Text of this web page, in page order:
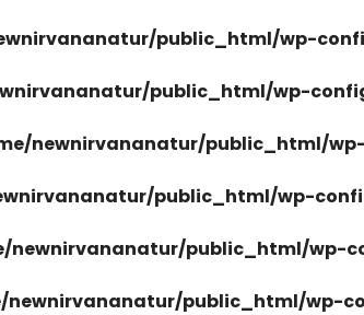
public_html/wp-
public_html/wp-
newnirvananatur/public_html/
public_html/wp-
newnirvananatur/public_html/wp-
newnirvananatur/public_html/wp-